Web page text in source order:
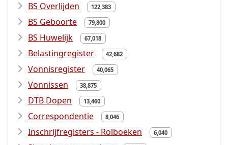
BS Overlijden 122,383
BS Geboorte 79,800
BS Huwelijk 67,018
Belastingregister 42,682
Vonnisregister 40,065
Vonnissen 38,875
DTB Dopen 13,460
Correspondentie 8,046
Inschrijfregisters - Rolboeken 6,040